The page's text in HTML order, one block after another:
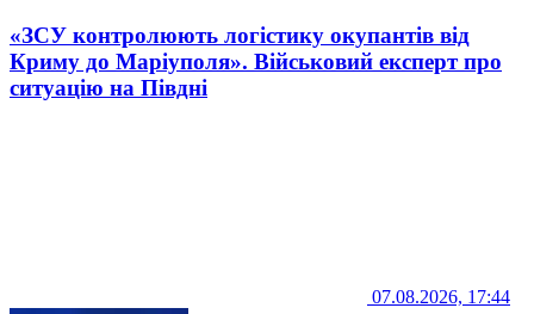
«ЗСУ контролюють логістику окупантів від
Криму до Маріуполя». Військовий експерт про
ситуацію на Півдні
07.08.2026, 17:44